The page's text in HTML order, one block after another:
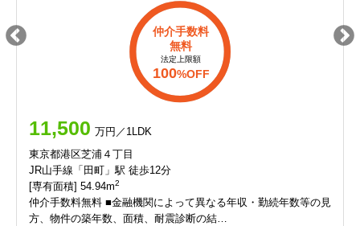
仲介手数料
無料
法定上限額
100%OFF
11,500 万円／1LDK
東京都港区芝浦４丁目
JR山手線「田町」駅 徒歩12分
[専有面積] 54.94m2
仲介手数料無料 ■金融機関によって異なる年収・勤続年数等の見
方、物件の築年数、面積、耐震診断の結…